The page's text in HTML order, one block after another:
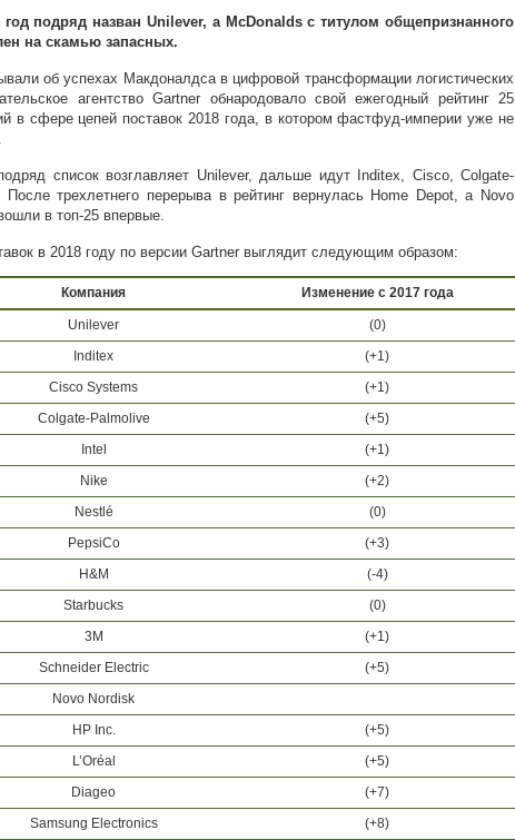
подряд назван Unilever, а McDonalds с титулом общепризнанного
на скамью запасных.
об успехах Макдоналдса в цифровой трансформации логистических
агентство Gartner обнародовало свой ежегодный рейтинг 25
в сфере цепей поставок 2018 года, в котором фастфуд-империи уже не
список возглавляет Unilever, дальше идут Inditex, Cisco, Colgate-
трехлетнего перерыва в рейтинг вернулась Home Depot, а Novo
в топ-25 впервые.
в 2018 году по версии Gartner выглядит следующим образом:
Компания Изменение c 2017 года
Unilever
(0)
Inditex
(+1)
Cisco Systems
(+1)
Colgate-Palmolive
(+5)
Intel
(+1)
Nike
(+2)
Nestlé
(0)
PepsiCo
(+3)
H&M
(-4)
Starbucks
(0)
3M
(+1)
Schneider Electric
(+5)
Novo Nordisk
HP Inc.
(+5)
L’Oréal
(+5)
Diageo
(+7)
Samsung Electronics
(+8)